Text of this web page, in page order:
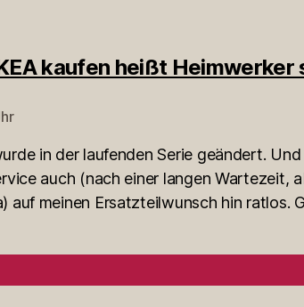
kaufen heißt Heimwerker
in der laufenden Serie geändert. Und
auch (nach einer langen Wartezeit,
auf meinen Ersatzteilwunsch hin ratlos.